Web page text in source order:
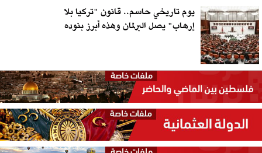
يوم تاريخي حاسم.. قانون "تركيا بلا
إرهاب" يصل البرلمان وهذه أبرز بنوده